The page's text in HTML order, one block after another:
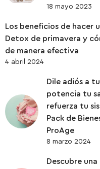
18 mayo 2023
Los beneficios de hacer
Detox de primavera y
de manera efectiva
4 abril 2024
Dile adiós a
potencia tu
refuerza tu
Pack de
ProAge
8 marzo 2024
Descubre una